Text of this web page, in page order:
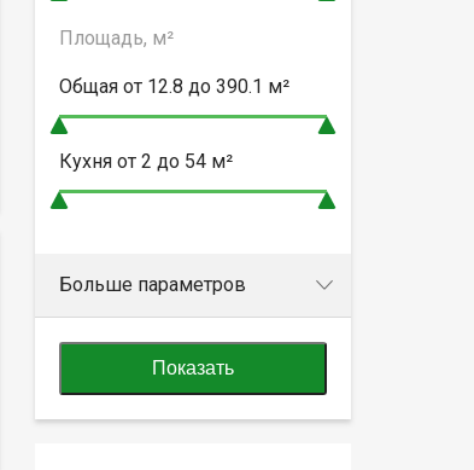
Площадь, м²
Общая от 12.8 до 390.1 м²
Кухня от 2 до 54м²
Больше параметров
Показать